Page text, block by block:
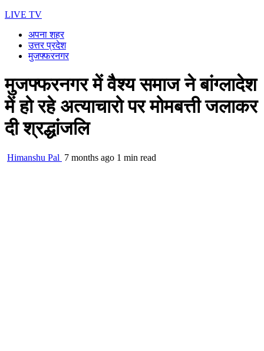
LIVE TV
अपना शहर
उत्तर प्रदेश
मुजफ्फरनगर
मुजफ्फरनगर में वैश्य समाज ने बांग्लादेश
में हो रहे अत्याचारो पर मोमबत्ती जलाकर
दी श्रद्धांजलि
Himanshu Pal 7 months ago 1 min read